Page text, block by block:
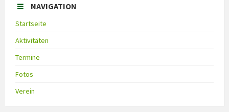
NAVIGATION
Startseite
Aktivitäten
Termine
Fotos
Verein